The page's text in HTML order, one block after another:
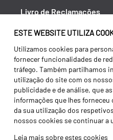
ESTE WEBSITE UTILIZA
Utilizamos cookies para
fornecer funcionalidades de
tráfego. Também partilhamos
utilização do site com os
publicidade e de análise, que
informações que lhes
da sua utilização dos
nossos cookies se continuar a
Leia mais sobre estes cookies
Livro de Reclamações
Política de Privacidade
Canal de Denúncias
Termos e condições